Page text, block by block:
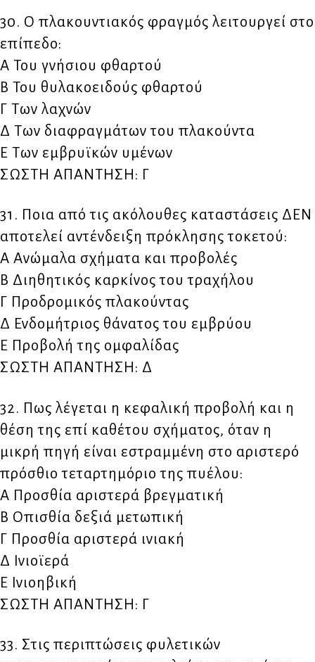
30. Ο πλακουντιακός φραγμός λειτουργεί στο
επίπεδο:
Α Του γνήσιου φθαρτού
Β Του θυλακοειδούς φθαρτού
Γ Των λαχνών
Δ Των διαφραγμάτων του πλακούντα
Ε Των εμβρυϊκών υμένων
ΣΩΣΤΗ ΑΠΑΝΤΗΣΗ: Γ
31. Ποια από τις ακόλουθες καταστάσεις ΔΕΝ
αποτελεί αντένδειξη πρόκλησης τοκετού:
Α Ανώμαλα σχήματα και προβολές
Β Διηθητικός καρκίνος του τραχήλου
Γ Προδρομικός πλακούντας
Δ Ενδομήτριος θάνατος του εμβρύου
Ε Προβολή της ομφαλίδας
ΣΩΣΤΗ ΑΠΑΝΤΗΣΗ: Δ
32. Πως λέγεται η κεφαλική προβολή και η
θέση της επί καθέτου σχήματος, όταν η
μικρή πηγή είναι εστραμμένη στο αριστερό
πρόσθιο τεταρτημόριο της πυέλου:
Α Προσθία αριστερά βρεγματική
Β Οπισθία δεξιά μετωπική
Γ Προσθία αριστερά ινιακή
Δ Ινιοϊερά
Ε Ινιοηβική
ΣΩΣΤΗ ΑΠΑΝΤΗΣΗ: Γ
33. Στις περιπτώσεις φυλετικών